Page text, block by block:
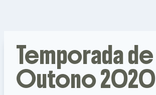
Temporada de
Outono 2020